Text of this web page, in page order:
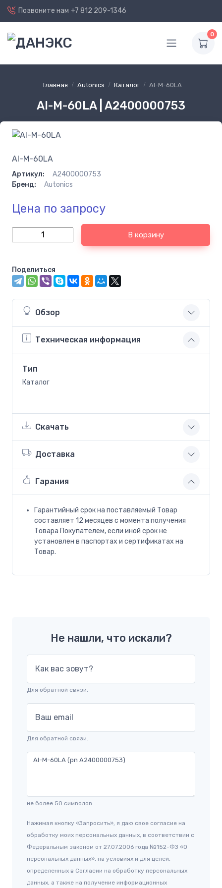
Позвоните нам +7 812 209-1346
0
Главная Autonics Каталог AI-M-60LA
AI-M-60LA | A2400000753
AI-M-60LA
Артикул:
A2400000753
Бренд:
Autonics
Цена по запросу
В корзину
Поделиться
Обзор
Техническая информация
Тип
Каталог
Скачать
Доставка
Гарания
Гарантийный срок на поставляемый Товар
составляет 12 месяцев с момента получения
Товара Покупателем, если иной срок не
установлен в паспортах и сертификатах на
Товар.
Не нашли, что искали?
Как вас зовут?
Для обратной связи.
Ваш email
Для обратной связи.
не более 50 символов.
Нажимая кнопку «Запросить», я даю свое согласие на
обработку моих персональных данных, в соответствии с
Федеральным законом от 27.07.2006 года №152-ФЗ «О
персональных данных», на условиях и для целей,
определенных в Согласии на обработку персональных
данных, а также на получение информационных